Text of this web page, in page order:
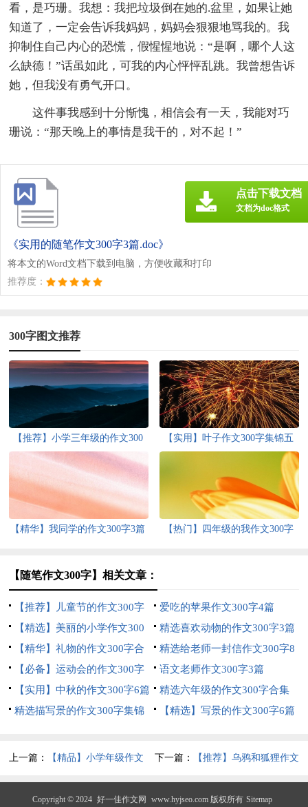
看，是巧珊。我想：我把垃圾倒在她的.盆里，如果让她
知道了，一定会告诉我妈妈，妈妈会狠狠地骂我的。我
抑制住自己内心的恐慌，假惺惺地说：“是啊，哪个人这
么缺德！”话虽如此，可我的内心怦怦乱跳。我曾想告诉
她，但我没有勇气开口。
这件事我感到十分惭愧，相信会有一天，我能对巧
珊说：“那天晚上的事情是我干的，对不起！”
《实用的随笔作文300字3篇.doc》
将本文的Word文档下载到电脑，方便收藏和打印
推荐度：
点击下载文档
文档为doc格式
300字图文推荐
【推荐】小学三年级的作文300
字9篇
【实用】叶子作文300字集锦五
【精华】我同学的作文300字3篇
【热门】四年级的我作文300字
【随笔作文300字】相关文章：
【推荐】儿童节的作文300字
四篇
爱吃的苹果作文300字4篇
【精选】美丽的小学作文300
字4篇
精选喜欢动物的作文300字3篇
【精华】礼物的作文300字合
集10篇
精选给老师一封信作文300字8
篇
【必备】运动会的作文300字
六篇
语文老师作文300字3篇
【实用】中秋的作文300字6篇
精选六年级的作文300字合集
五篇
精选描写景的作文300字集锦
【精选】写景的作文300字6篇
上一篇： 【精品】小学年级作文 下一篇： 【推荐】乌鸦和狐狸作文
Copyright © 2024 好一佳作文网 www.hyjseo.com 版权所有 Sitemap